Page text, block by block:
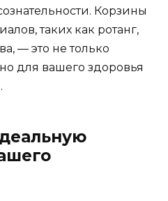
Корзины
таких как ротанг,
— это не только
для вашего здоровья